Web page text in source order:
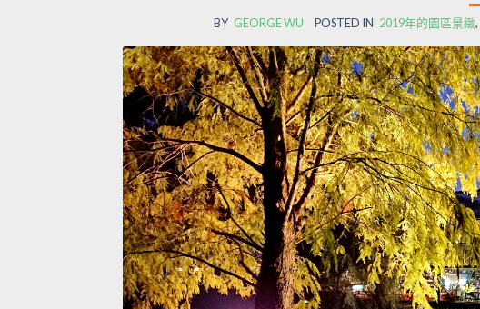
BY GEORGE WU POSTED IN 2019年的園區景緻,